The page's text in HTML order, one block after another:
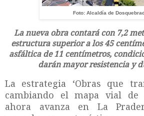
Foto: Alcaldía de
La nueva obra contará con 7,2
estructura superior a los 45
asfáltica de 11 centímetros,
darán mayor resistencia y
La estrategia ‘Obras que
cambiando el mapa vial de
ahora avanza en La